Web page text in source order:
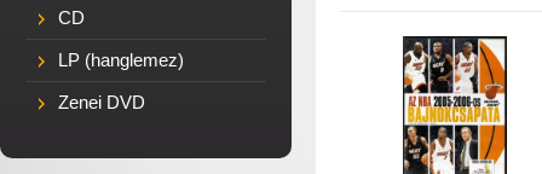
CD
LP (hanglemez)
Zenei DVD